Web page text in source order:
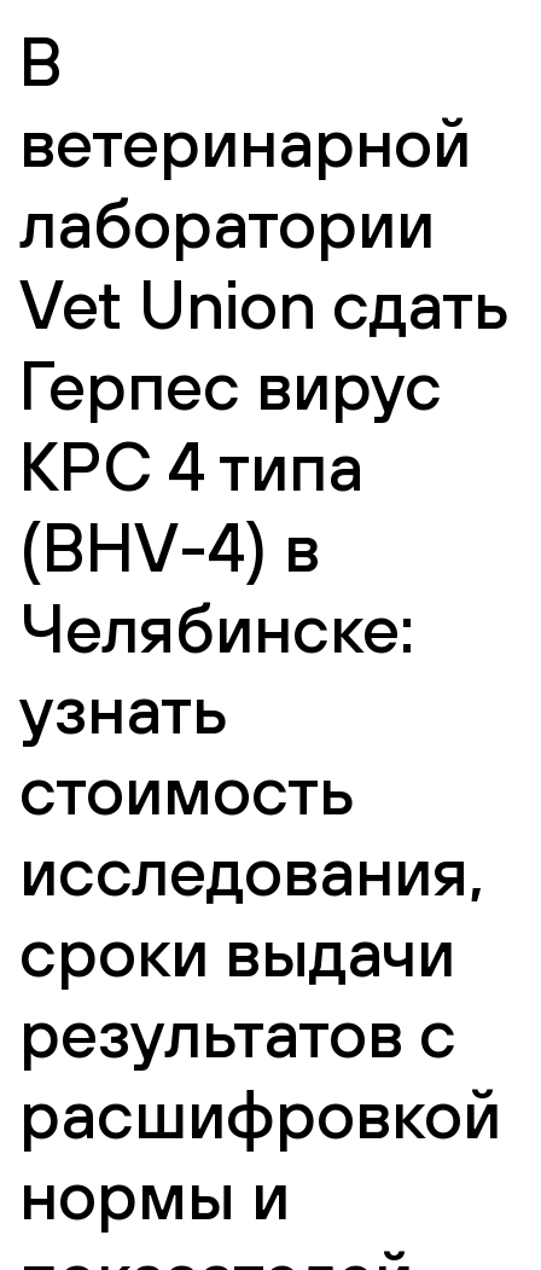
В
ветеринарной
лаборатории
Vet Union сдать
Герпес вирус
КРС 4 типа
(BHV-4) в
Челябинске:
узнать
стоимость
исследования,
сроки выдачи
результатов с
расшифровкой
нормы и